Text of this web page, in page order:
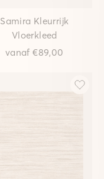
Samira Kleurrijk
Vloerkleed
vanaf€89,00